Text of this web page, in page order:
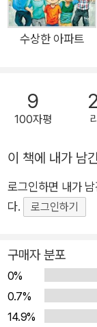
선생님들이 아이들
어낸 책, 《친절한
록 도와줍니다. ‘
들은 더 넓은 세상을
책! 《친절한 정치 신문》은 초등학생 관심사에 맞춰 최신 정치 이
주주의, 나라 살림
회, 옳고 그름을
께 생활하며 무엇
아는 선생님들이
한 설명이 돋보입
한눈에 파악하고,
수상한 아파트
9
100자평
이 책에 내가 남
로그인하면 내가
다.
로그인하기
구매자 분포
0%
0.7%
14.9%